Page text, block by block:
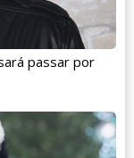
passar por